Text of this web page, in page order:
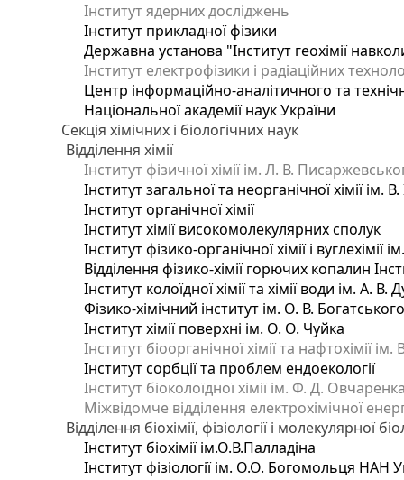
Інститут ядерних досліджень
Інститут прикладної фізики
Державна установа "Інститут геохімії
Інститут електрофізики і радіаційних
Центр інформаційно-аналітичного та
Національної академії наук України
Секція хімічних і біологічних наук
Відділення хімії
Інститут фізичної хімії ім. Л. В.
Інститут загальної та неорганічної хімії ім.
Інститут органічної хімії
Інститут хімії високомолекулярних сполук
Інститут фізико-органічної хімії і
Відділення фізико-хімії горючих копалин
Інститут колоїдної хімії та хімії води ім. А.
Фізико-хімічний інститут ім. О. В.
Інститут хімії поверхні ім. О. О. Чуйка
Інститут біоорганічної хімії та нафтохімії
Інститут сорбції та проблем ендоекології
Інститут біоколоїдної хімії ім. Ф. Д.
Міжвідомче відділення електрохімічної
Відділення біохімії, фізіології і молекулярної
Інститут біохімії ім.О.В.Палладіна
Інститут фізіології ім. О.О. Богомольця НАН